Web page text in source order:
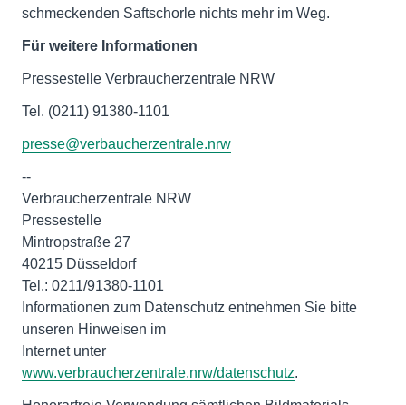
schmeckenden Saftschorle nichts mehr im Weg.
Für weitere Informationen
Pressestelle Verbraucherzentrale NRW
Tel. (0211) 91380-1101
presse@verbaucherzentrale.nrw
--
Verbraucherzentrale NRW
Pressestelle
Mintropstraße 27
40215 Düsseldorf
Tel.: 0211/91380-1101
Informationen zum Datenschutz entnehmen Sie bitte
unseren Hinweisen im
Internet unter
www.verbraucherzentrale.nrw/datenschutz.